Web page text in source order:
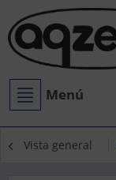
Menú
Vista general